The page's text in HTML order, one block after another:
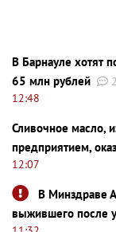
В Барнауле хотят
65 млн рублей
2
12:48
Сливочное масло,
предприятием,
12:07
В Минздраве
выжившего после